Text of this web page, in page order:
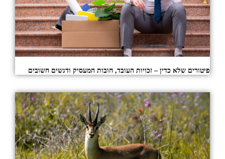
פיטורים שלא כדין – זכויות העובד, חובות המעסיק ודגשים חשובים